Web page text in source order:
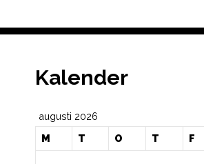
Kalender
augusti 2026
M
T O T F